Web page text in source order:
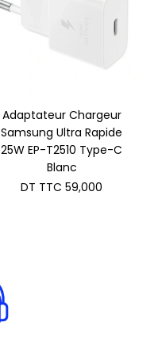
Adaptateur Chargeur
Samsung Ultra Rapide
25W EP-T2510 Type-C
Blanc
DT TTC 59,000